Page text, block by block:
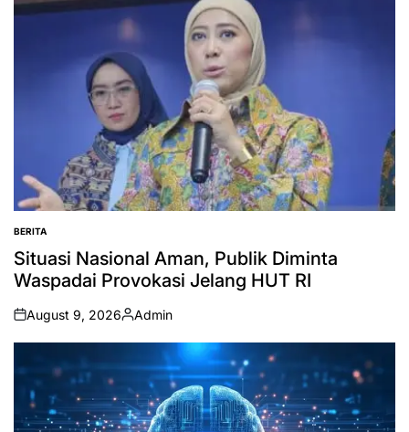
POSTED
IN
BERITA
Situasi Nasional Aman, Publik Diminta
Waspadai Provokasi Jelang HUT RI
on
August 9, 2026
Posted
by
Admin